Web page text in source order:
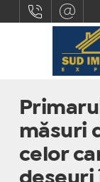
măsuri
celor